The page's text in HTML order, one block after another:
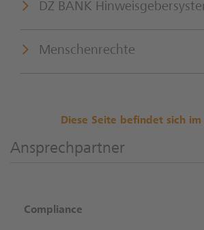
DZ BANK
Menschenrechte
Diese Seite befindet sich
Ansprechpartner
Compliance